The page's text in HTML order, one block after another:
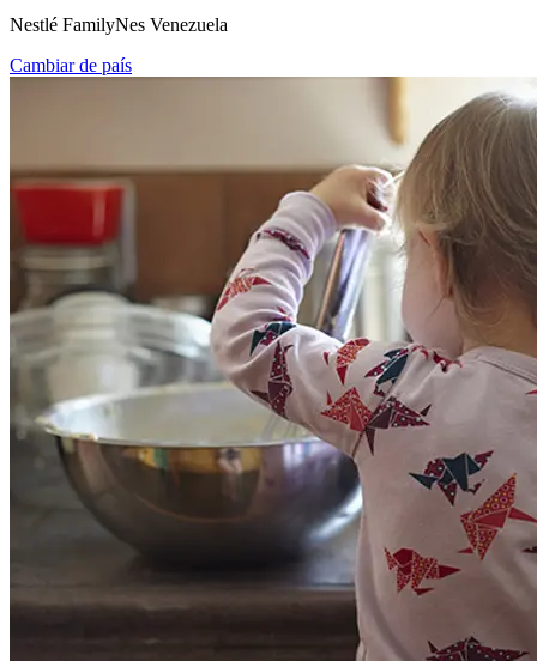
Nestlé FamilyNes Venezuela
Cambiar de país